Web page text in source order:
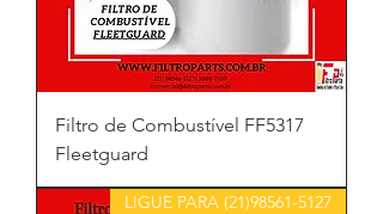
Filtro de Combustível FF5317
Fleetguard
LIGUE PARA (21)98561-5127